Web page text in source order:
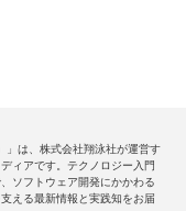
」は、株式会社翔泳社が運営す
ィアです。テクノロジー入門
ソフトウェア開発にかかわる
える最新情報と実践知をお届